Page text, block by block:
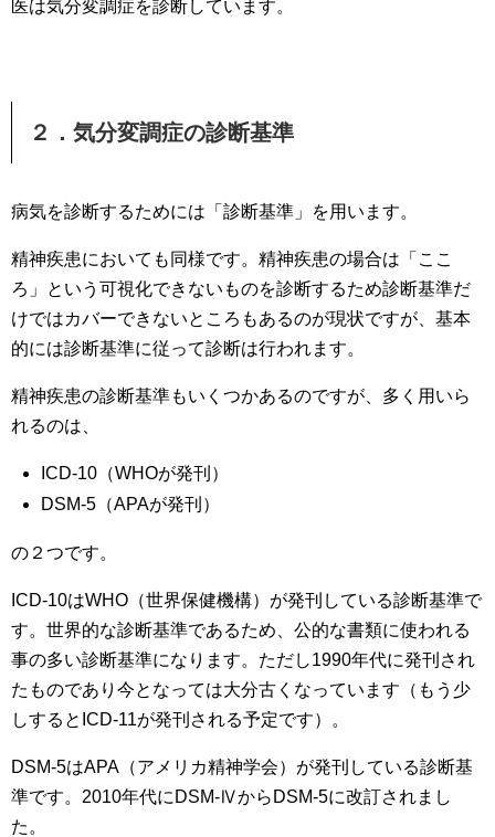
医は気分変調症を診断しています。
２．気分変調症の診断基準
病気を診断するためには「診断基準」を用います。
精神疾患においても同様です。精神疾患の場合は「ここ
ろ」という可視化できないものを診断するため診断基準だ
けではカバーできないところもあるのが現状ですが、基本
的には診断基準に従って診断は行われます。
精神疾患の診断基準もいくつかあるのですが、多く用いら
れるのは、
ICD-10（WHOが発刊）
DSM-5（APAが発刊）
の２つです。
ICD-10はWHO（世界保健機構）が発刊している診断基準で
す。世界的な診断基準であるため、公的な書類に使われる
事の多い診断基準になります。ただし1990年代に発刊され
たものであり今となっては大分古くなっています（もう少
しするとICD-11が発刊される予定です）。
DSM-5はAPA（アメリカ精神学会）が発刊している診断基
準です。2010年代にDSM-ⅣからDSM-5に改訂されまし
た。